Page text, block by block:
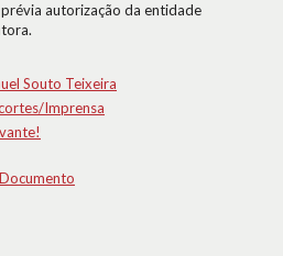
autorização da entidade
Souto Teixeira
Imprensa